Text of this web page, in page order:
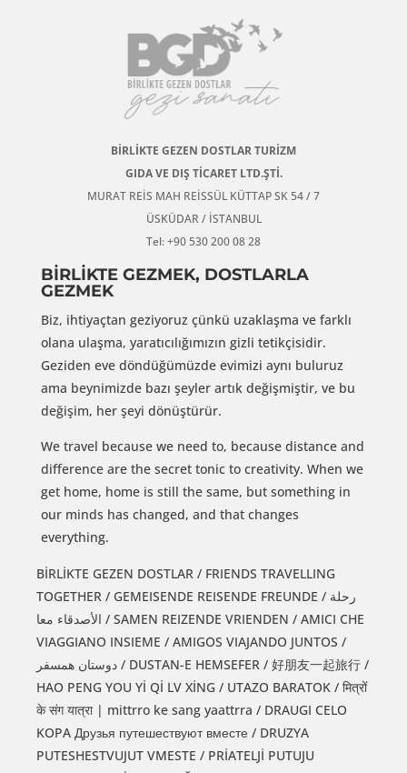
BİRLİKTE GEZEN DOSTLAR TURİZM
GIDA VE DIŞ TİCARET LTD.ŞTİ.
MURAT REİS MAH REİSSÜL KÜTTAP SK 54 / 7
ÜSKÜDAR / İSTANBUL
Tel: +90 530 200 08 28
BİRLİKTE GEZMEK, DOSTLARLA
GEZMEK
Biz, ihtiyaçtan geziyoruz çünkü uzaklaşma ve farklı
olana ulaşma, yaratıcılığımızın gizli tetikçisidir.
Geziden eve döndüğümüzde evimizi aynı buluruz
ama beynimizde bazı şeyler artık değişmiştir, ve bu
değişim, her şeyi dönüştürür.
We travel because we need to, because distance and
difference are the secret tonic to creativity. When we
get home, home is still the same, but something in
our minds has changed, and that changes
everything.
BİRLİKTE GEZEN DOSTLAR / FRIENDS TRAVELLING
TOGETHER / GEMEISENDE REISENDE FREUNDE / رحلة
الأصدقاء معا / SAMEN REIZENDE VRIENDEN / AMICI CHE
VIAGGIANO INSIEME / AMIGOS VIAJANDO JUNTOS /
دوستان همسفر / DUSTAN-E HEMSEFER / 好朋友一起旅行 /
HAO PENG YOU Yİ Qİ LV XİNG / UTAZO BARATOK / मित्रों
के संग यात्रा | mittrro ke sang yaattrra / DRAUGI CELO
KOPA Друзья путешествуют вместе / DRUZYA
PUTESHESTVUJUT VMESTE / PRİATELJİ PUTUJU